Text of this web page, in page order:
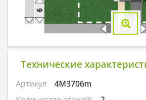
Технические
Артикул
4M3706m